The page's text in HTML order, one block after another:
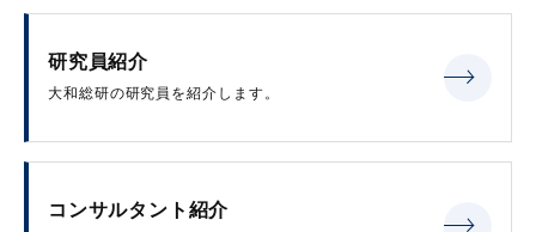
研究員紹介
大和総研の研究員を紹介します。
コンサルタント紹介